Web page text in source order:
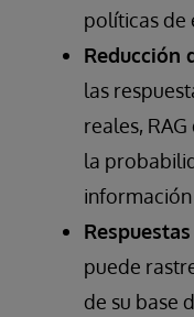
políticas de
Reducción
las
reales,
la
información
puede
de su base